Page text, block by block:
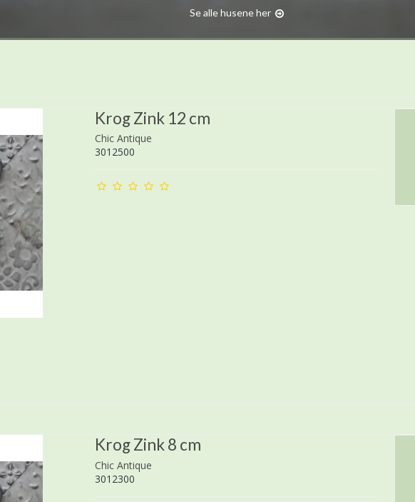
Se alle husene her
Krog Zink 12 cm
Chic Antique
3012500
Krog Zink 8 cm
Chic Antique
3012300